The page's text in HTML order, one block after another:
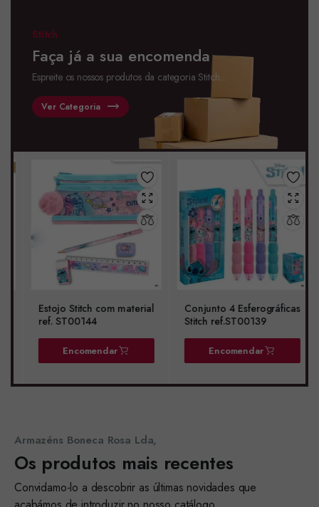
Stitch
Faça já a sua encomenda
Espreite os nossos produtos da categoria Stitch...
Ver Categoria
Estojo Stitch com material
ref. ST00144
Encomendar
Conjunto 4 Esferográficas
Stitch ref.ST00139
Encomendar
Armazéns Boneca Rosa Lda,
Os produtos mais recentes
Convidamo-lo a descobrir as últimas novidades que